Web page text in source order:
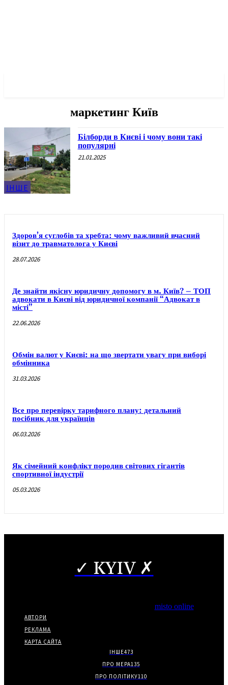
маркетинг Київ
ІНШЕ
Білборди в Києві і чому вони такі
популярні
21.01.2025
Здоров’я суглобів та хребта: чому важливий вчасний
візит до травматолога у Києві
28.07.2026
Де знайти якісну юридичну допомогу в м. Київ? – ТОП
адвокати в Києві від юридичної компанії “Адвокат в
місті”
22.06.2026
Обмін валют у Києві: на що звертати увагу при виборі
обмінника
31.03.2026
Все про перевірку тарифного плану: детальний
посібник для українців
06.03.2026
Як сімейний конфлікт породив світових гігантів
спортивної індустрії
05.03.2026
✓ KYIV ✗
misto online
АВТОРИ
РЕКЛАМА
КАРТА САЙТА
ІНШЕ473
ПРО МЕРА135
ПРО ПОЛІТИКУ110